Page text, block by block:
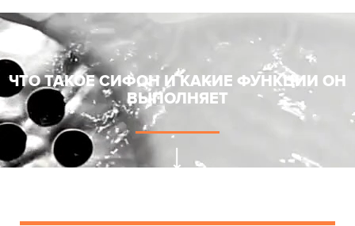
ua
ЧТО ТАКОЕ СИФОН И КАКИЕ ФУНКЦИИ ОН
ВЫПОЛНЯЕТ